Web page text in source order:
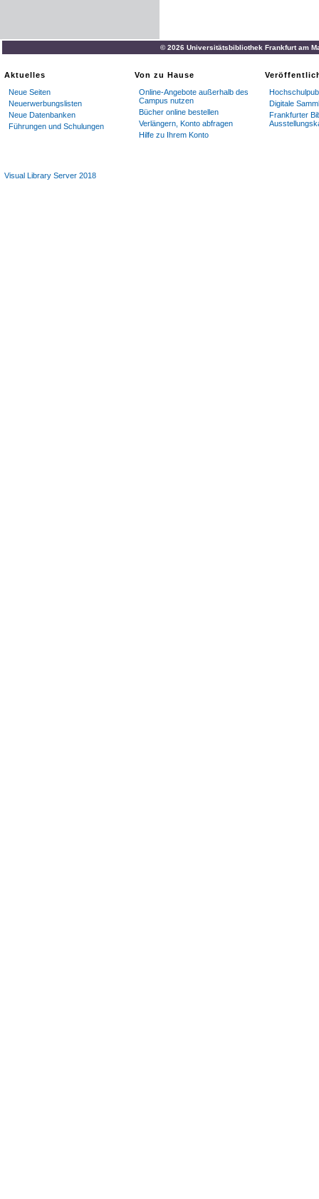
© 2026 Universitätsbibliothek Frankfurt am
Aktuelles
Neue Seiten
Neuerwerbungslisten
Neue Datenbanken
Führungen und Schulungen
Von zu Hause
Online-Angebote außerhalb des
Campus nutzen
Bücher online bestellen
Verlängern, Konto abfragen
Hilfe zu Ihrem Konto
Digitale
Frankfurter
Visual Library Server 2018